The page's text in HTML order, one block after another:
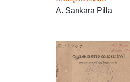
A. Sankara Pilla